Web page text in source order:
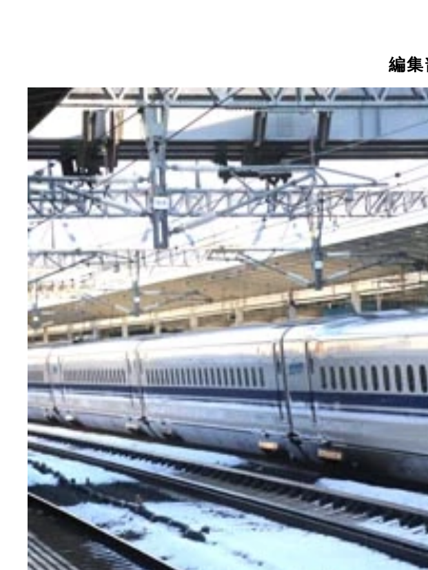
江差駅に到着した最終列車。混雑に対応するため、普段より長い、キハ４
この日に限って、車両の先頭と最後尾にはオリジナルのヘッドマークが装
渡島鶴岡ではライトアップされた看板の前で大漁旗が振られた
上りと下りの最終列車がすれ違う木古内。わずかな時間だが、大いに盛り
江差駅に到着し、回送電車として乗客を乗せない本当の最終列車となった
列車のいなくなったホーム。今までの労をねぎらうように地元住民から胴
前の日の騒ぎがウソのよう。静かになったホームでは早くも工事用の足場
列車を待つ間にはさまざまなイベントが。JR北海道の社長や江差町長が参
列車が着くと、鉄ヲタは一斉にきっぷ販売窓口へ。あっという間に大行
最終列車到着直後の江差駅。乗客と住民、全員興奮気味でテンションが高
編